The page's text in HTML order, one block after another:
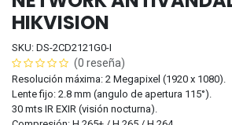
HIKVISION
SKU: DS-2CD2121G0-I
(0 reseña)
Resolución máxima: 2 Megapixel (1920 x 1080).
Lente fijo: 2.8 mm (angulo de apertura 115°).
30 mts IR EXIR (visión nocturna).